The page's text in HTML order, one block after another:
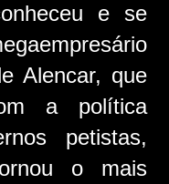
e se
Alencar, que
a política
petistas,
o mais